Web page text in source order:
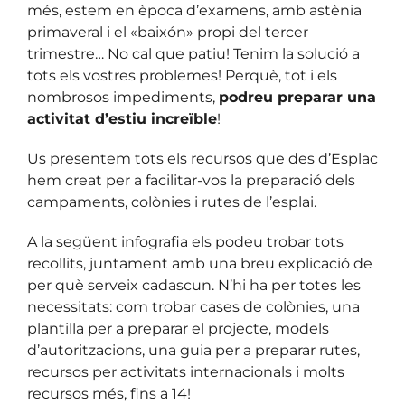
més, estem en època d’examens, amb astènia
primaveral i el «baixón» propi del tercer
trimestre… No cal que patiu! Tenim la solució a
tots els vostres problemes! Perquè, tot i els
nombrosos impediments, podreu preparar una
activitat d’estiu increïble!
Us presentem tots els recursos que des d’Esplac
hem creat per a facilitar-vos la preparació dels
campaments, colònies i rutes de l’esplai.
A la següent infografia els podeu trobar tots
recollits, juntament amb una breu explicació de
per què serveix cadascun. N’hi ha per totes les
necessitats: com trobar cases de colònies, una
plantilla per a preparar el projecte, models
d’autoritzacions, una guia per a preparar rutes,
recursos per activitats internacionals i molts
recursos més, fins a 14!